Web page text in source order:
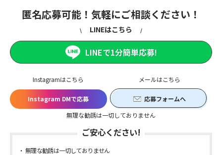
匿名応募可能！気軽にご相談ください！
Instagramはこちら
Instagram DMで応募
メールはこちら
応募フォームへ
無理な勧誘は一切しておりません
LINEはこちら
LINEで1分簡単応募!
ご安心ください!
無理な勧誘は一切しておりません